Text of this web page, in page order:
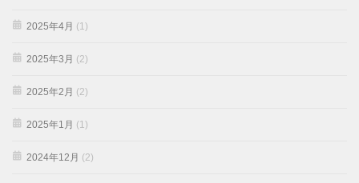
2025年4月 (1)
2025年3月 (2)
2025年2月 (2)
2025年1月 (1)
2024年12月 (2)